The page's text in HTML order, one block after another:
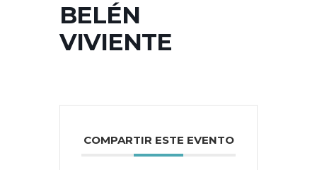
BELÉN
VIVIENTE
COMPARTIR ESTE EVENTO